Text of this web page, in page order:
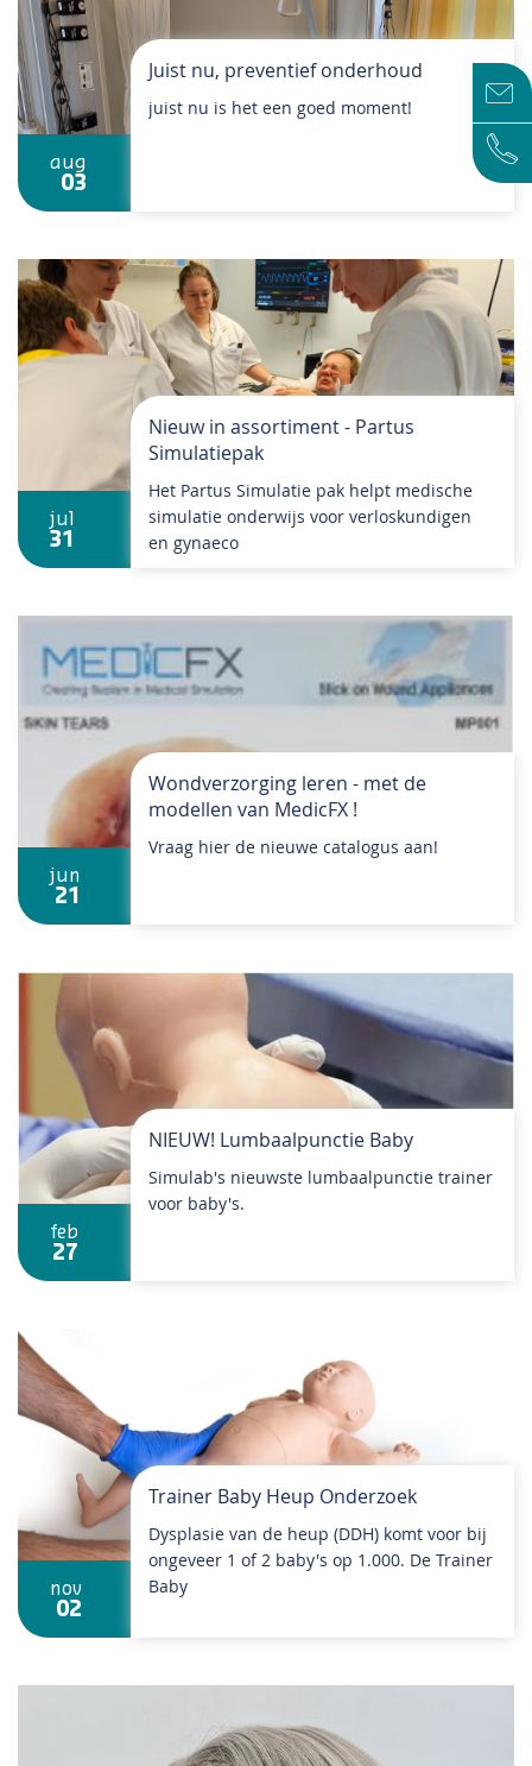
aug
03
Juist nu, preventief onderhoud
juist nu is het een goed moment!
jul
31
Nieuw in assortiment - Partus
Simulatiepak
Het Partus Simulatie pak helpt medische
simulatie onderwijs voor verloskundigen
en gynaeco
jun
21
Wondverzorging leren - met de
modellen van MedicFX !
Vraag hier de nieuwe catalogus aan!
feb
27
NIEUW! Lumbaalpunctie Baby
Simulab's nieuwste lumbaalpunctie trainer
voor baby's.
nov
02
Trainer Baby Heup Onderzoek
Dysplasie van de heup (DDH) komt voor bij
ongeveer 1 of 2 baby's op 1.000. De Trainer
Baby